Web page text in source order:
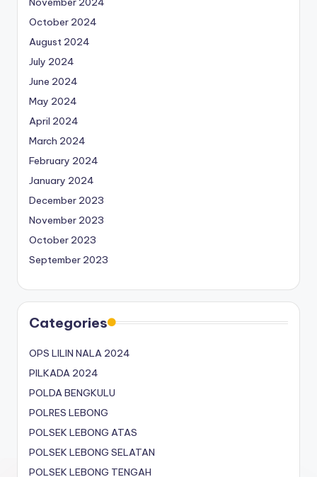
October 2024
August 2024
July 2024
June 2024
May 2024
April 2024
March 2024
February 2024
January 2024
December 2023
November 2023
October 2023
September 2023
Categories
OPS LILIN NALA 2024
PILKADA 2024
POLDA BENGKULU
POLRES LEBONG
POLSEK LEBONG ATAS
POLSEK LEBONG SELATAN
POLSEK LEBONG TENGAH